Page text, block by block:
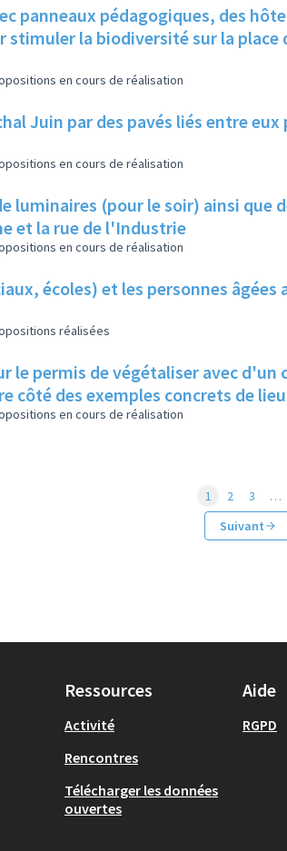
panneaux pédagogiques, des
la biodiversité sur la place
en cours de réalisation
Juin par des pavés liés entre eux
en cours de réalisation
(pour le soir) ainsi que
et la rue de l'Industrie
en cours de réalisation
écoles) et les personnes âgées
réalisées
le permis de végétaliser avec d'un
côté des exemples concrets de
en cours de réalisation
1 2 3 …
Suivant
Ressources
Activité
Rencontres
Télécharger les données
ouvertes
Aide
RGPD